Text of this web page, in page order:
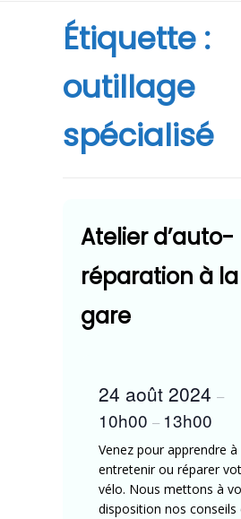
Étiquette :
outillage
spécialisé
Atelier d’auto-
réparation à la
gare
24 août 2024 –
10h00 – 13h00
Venez pour apprendre à
entretenir ou réparer
vélo. Nous mettons à
disposition nos conseils